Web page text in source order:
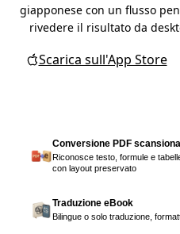
giapponese con un flusso
rivedere il risultato da
Scarica sull'App Store
Conversione PDF
Riconosce testo, formule e
con layout preservato
Traduzione eBook
Bilingue o solo traduzione,